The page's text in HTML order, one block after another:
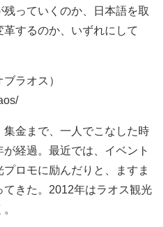
っていくのか、日本語を取
するのか、いずれにして
ラオス）
金まで、一人でこなした時
経過。最近では、イベント
ロモに励んだりと、ますま
きた。2012年はラオス観光